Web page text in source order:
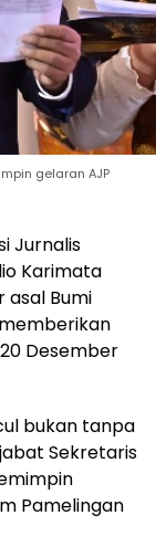
gelaran AJP
Jurnalis
Karimata
asal Bumi
Desember
bukan tanpa
Sekretaris
Pamelingan